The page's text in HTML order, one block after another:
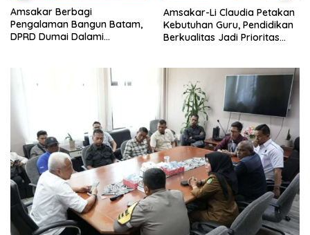
Amsakar Berbagi
Pengalaman Bangun Batam,
DPRD Dumai Dalami
Amsakar-Li Claudia Petakan
Kebutuhan Guru, Pendidikan
Berkualitas Jadi Prioritas